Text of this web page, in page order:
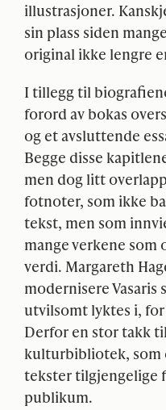
illustrasjoner.
sin plass siden
original ikke lengre
I tillegg til
forord av bokas
og et avsluttende
Begge disse
men dog litt
fotnoter, som ikke
tekst, men som
mange verkene som
verdi. Margareth
modernisere Vasaris
utvilsomt lyktes i, for
Derfor en stor takk
kulturbibliotek, som
tekster tilgjengelige
publikum.